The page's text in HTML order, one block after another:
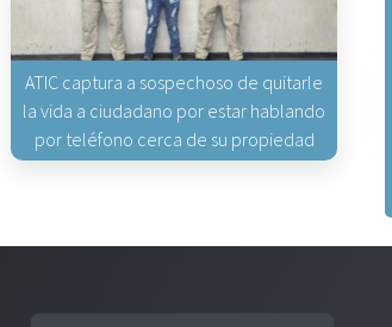
ATIC captura a sospechoso de quitarle
la vida a ciudadano por estar hablando
por teléfono cerca de su propiedad